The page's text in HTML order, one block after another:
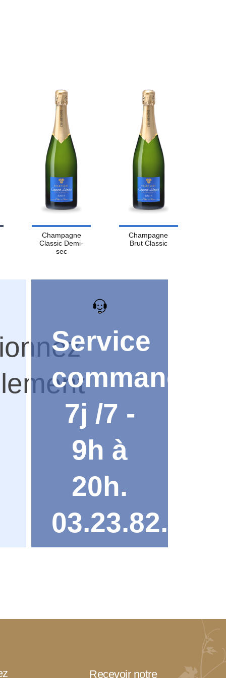
Champagne
Classic Demi-
sec
Champagne
Brut Classic
Service
commandes
7j /7 -
9h à
20h.
Recevoir notre